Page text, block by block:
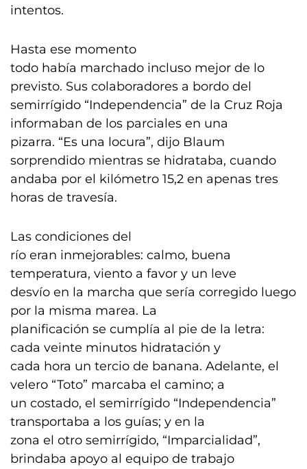
intentos.
Hasta ese momento
todo había marchado incluso mejor de lo
previsto. Sus colaboradores a bordo del
semirrígido “Independencia” de la Cruz Roja
informaban de los parciales en una
pizarra. “Es una locura”, dijo Blaum
sorprendido mientras se hidrataba, cuando
andaba por el kilómetro 15,2 en apenas tres
horas de travesía.
Las condiciones del
río eran inmejorables: calmo, buena
temperatura, viento a favor y un leve
desvío en la marcha que sería corregido luego
por la misma marea. La
planificación se cumplía al pie de la letra:
cada veinte minutos hidratación y
cada hora un tercio de banana. Adelante, el
velero “Toto” marcaba el camino; a
un costado, el semirrígido “Independencia”
transportaba a los guías; y en la
zona el otro semirrígido, “Imparcialidad”,
brindaba apoyo al equipo de trabajo